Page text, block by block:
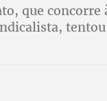
que concorre